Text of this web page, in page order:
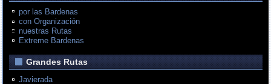
por las Bardenas
con Organización
nuestras Rutas
Extreme Bardenas
Grandes Rutas
Javierada